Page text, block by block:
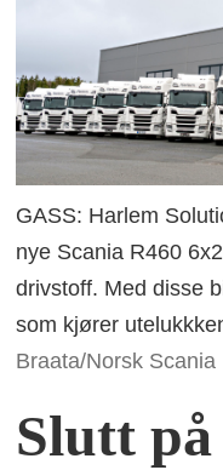
GASS: Harlem
nye Scania R460
drivstoff. Med disse
som kjører
Braata/Norsk Scania
Slutt på